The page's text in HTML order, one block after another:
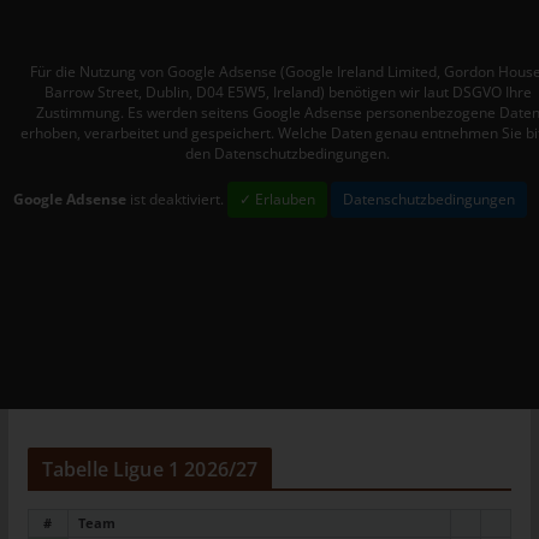
Für die Nutzung von Google Adsense (Google Ireland Limited, Gordon
Barrow Street, Dublin, D04 E5W5, Ireland) benötigen wir laut DSGVO Ihre
Zustimmung. Es werden seitens Google Adsense personenbezogene Daten
erhoben, verarbeitet und gespeichert. Welche Daten genau entnehmen Sie
den Datenschutzbedingungen.
Google Adsense ist deaktiviert. ✓ Erlauben Datenschutzbedingungen
Tabelle Ligue 1 2026/27
# Team
Auftragsverarbeiter ist eine natürliche oder juristische Person,
Behörde, Einrichtung oder andere Stelle, die personenbezogene
Daten im Auftrag des Verantwortlichen verarbeitet.
jedoch nicht als Empfänger.
j) Dritter
Dritter ist eine natürliche oder juristische Person, Behörde,